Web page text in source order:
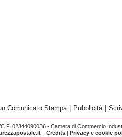
Comunicato Stampa Pubblicità
02344090036 - Camera di Commercio
- Credits| Privacy e cookie